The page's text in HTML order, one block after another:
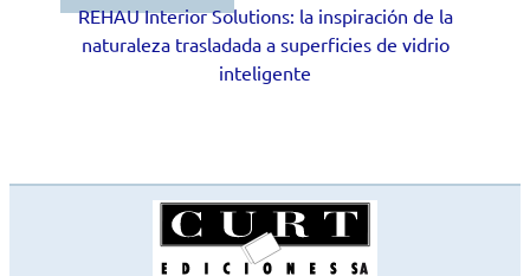
REHAU Interior Solutions: la inspiración de la
naturaleza trasladada a superficies de vidrio
inteligente